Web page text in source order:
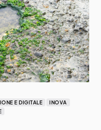
E DIGITALE
INOVA